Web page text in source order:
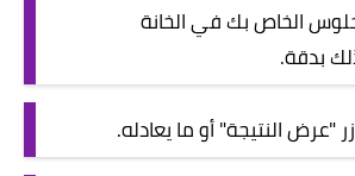
الخاص بك في الخانة
بدقة.
"عرض النتيجة" أو ما يعادله.